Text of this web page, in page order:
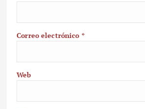
Correo electrónico *
Web